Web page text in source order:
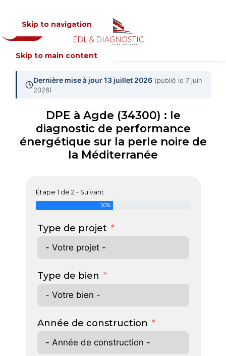
Skip to navigation
Skip to main content
MENU
Dernière mise à jour 13 juillet 2026 (publié le 7 juin
2026)
DPE à Agde (34300) : le
diagnostic de performance
énergétique sur la perle noire de
la Méditerranée
Étape 1 de 2 - Suivant
50%
Type de projet
Type de bien
Année de construction